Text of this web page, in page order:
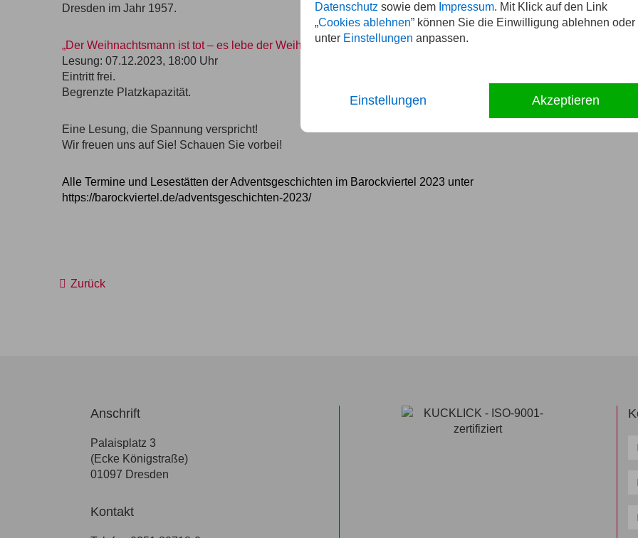
Datenschutz sowie dem Impressum. Mit Klick auf den Link
„Cookies ablehnen” können Sie die Einwilligung ablehnen oder
unter Einstellungen anpassen.
Einstellungen Akzeptieren
Dresden im Jahr 1957.
„Der Weihnachtsmann ist tot – es lebe der Weihnachtsmann“
Lesung: 07.12.2023, 18:00 Uhr
Eintritt frei.
Begrenzte Platzkapazität.
Eine Lesung, die Spannung verspricht!
Wir freuen uns auf Sie! Schauen Sie vorbei!
Alle Termine und Lesestätten der Adventsgeschichten im Barockviertel 2023 unter
https://barockviertel.de/adventsgeschichten-2023/
Zurück
Anschrift
Palaisplatz 3
(Ecke Königstraße)
01097 Dresden
Kontakt
E-